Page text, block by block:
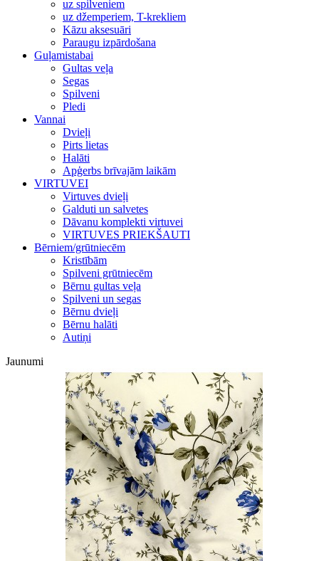
uz spilveniem
uz džemperiem, T-krekliem
Kāzu aksesuāri
Paraugu izpārdošana
Guļamistabai
Gultas veļa
Segas
Spilveni
Pledi
Vannai
Dvieļi
Pirts lietas
Halāti
Apģerbs brīvajām laikām
VIRTUVEI
Virtuves dvieļi
Galduti un salvetes
Dāvanu komplekti virtuvei
VIRTUVES PRIEKŠAUTI
Bērniem/grūtniecēm
Kristībām
Spilveni grūtniecēm
Bērnu gultas veļa
Spilveni un segas
Bērnu dvieļi
Bērnu halāti
Autiņi
Jaunumi